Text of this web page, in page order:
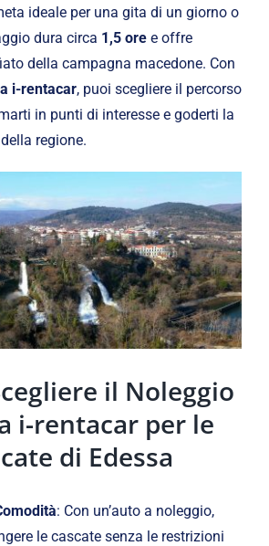
ideale per una gita di un giorno o
dura circa 1,5 oree offre
della campagna macedone. Con
i-rentacar, puoi scegliere il percorso
in punti di interesse e goderti la
regione.
il Noleggio
i-rentacar per le
di Edessa
: Con un’auto a noleggio,
le cascate senza le restrizioni